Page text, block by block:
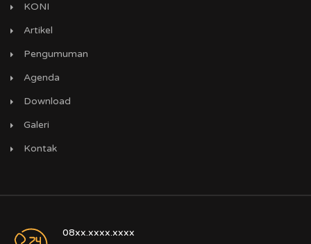
KONI
Artikel
Pengumuman
Agenda
Download
Galeri
Kontak
08xx.xxxx.xxxx